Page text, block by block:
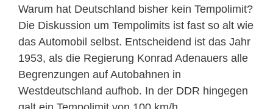
Warum hat Deutschland bisher kein Tempolimit?
Die Diskussion um Tempolimits ist fast so alt wie
das Automobil selbst. Entscheidend ist das Jahr
1953, als die Regierung Konrad Adenauers alle
Begrenzungen auf Autobahnen in
Westdeutschland aufhob. In der DDR hingegen